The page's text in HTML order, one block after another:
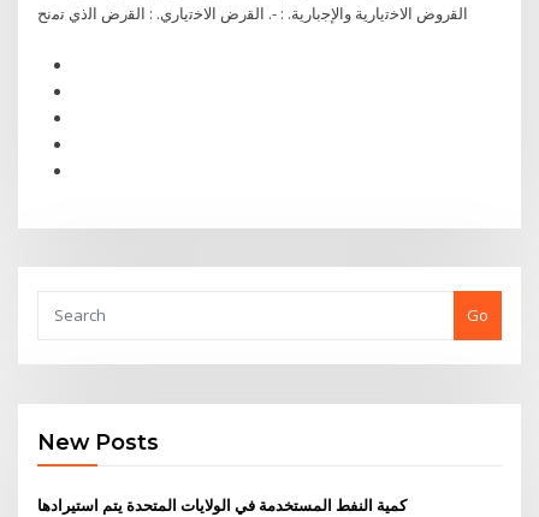
Go
New Posts
كمية النفط المستخدمة في الولايات المتحدة يتم استيرادها